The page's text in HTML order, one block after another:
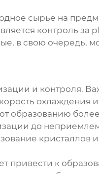
сырье на
контроль за
в свою очередь,
и контроля.
охлаждения
образованию
до
кристаллов
привести к